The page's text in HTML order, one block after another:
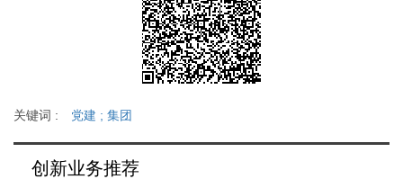
关键词 : 党建 ; 集团
创新业务推荐